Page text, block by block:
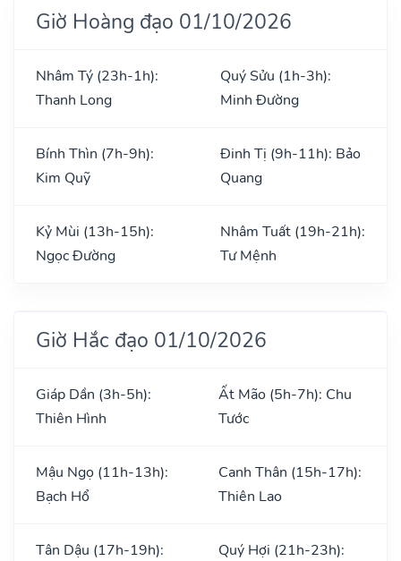
Giờ Hoàng đạo 01/10/2026
Nhâm Tý (23h-1h):
Thanh Long
Quý Sửu (1h-3h):
Minh Đường
Bính Thìn (7h-9h):
Kim Quỹ
Đinh Tị (9h-11h): Bảo
Quang
Kỷ Mùi (13h-15h):
Ngọc Đường
Nhâm Tuất (19h-21h):
Tư Mệnh
Giờ Hắc đạo 01/10/2026
Giáp Dần (3h-5h):
Thiên Hình
Ất Mão (5h-7h): Chu
Tước
Mậu Ngọ (11h-13h):
Bạch Hổ
Canh Thân (15h-17h):
Thiên Lao
Tân Dậu (17h-19h):
Quý Hợi (21h-23h):